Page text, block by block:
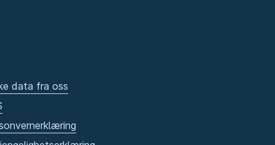
data fra oss